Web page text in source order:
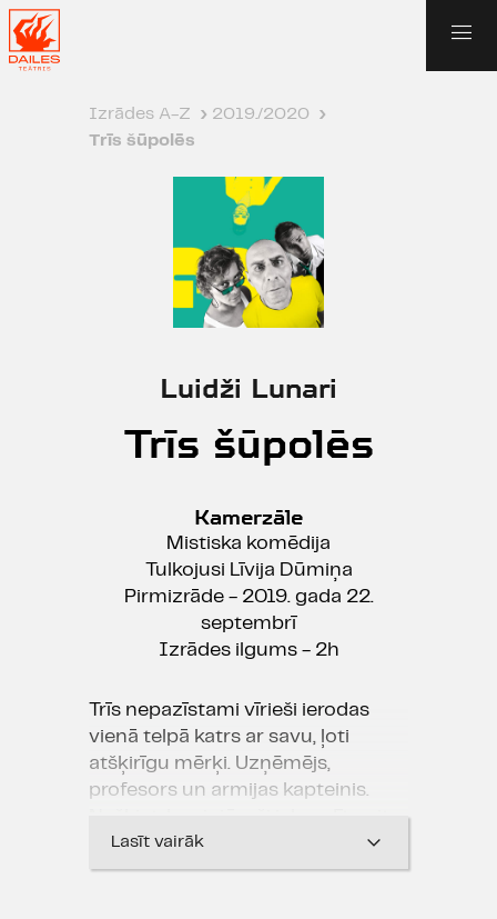
Izrādes A-Z › 2019./2020
›
Trīs šūpolēs
Luidži Lunari
Trīs šūpolēs
Kamerzāle
Mistiska komēdija
Tulkojusi Līvija Dūmiņa
Pirmizrāde - 2019. gada 22.
septembrī
Izrādes ilgums - 2h
Trīs nepazīstami vīrieši ierodas
vienā telpā katrs ar savu, ļoti
atšķirīgu mērķi. Uzņēmējs,
profesors un armijas kapteinis.
cita sabiedrību, bet kāds laiks
viņiem būs jāpavada kopā. Turklāt
Lasīt vairāk